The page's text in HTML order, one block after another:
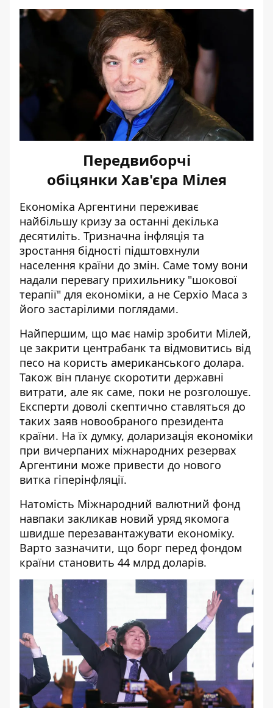
Передвиборчі
обіцянки Хав'єра Мілея
Економіка Аргентини переживає
найбільшу кризу за останні декілька
десятиліть. Тризначна інфляція та
зростання бідності підштовхнули
населення країни до змін. Саме тому вони
надали перевагу прихильнику "шокової
терапії" для економіки, а не Серхіо Маса з
його застарілими поглядами.
Найпершим, що має намір зробити Мілей,
це закрити центрабанк та відмовитись від
песо на користь американського долара.
Також він планує скоротити державні
витрати, але як саме, поки не розголошує.
Експерти доволі скептично ставляться до
таких заяв новообраного президента
країни. На їх думку, доларизація економіки
при вичерпаних міжнародних резервах
Аргентини може привести до нового
витка гіперінфляції.
Натомість Міжнародний валютний фонд
навпаки закликав новий уряд якомога
швидше перезавантажувати економіку.
Варто зазначити, що борг перед фондом
країни становить 44 млрд доларів.